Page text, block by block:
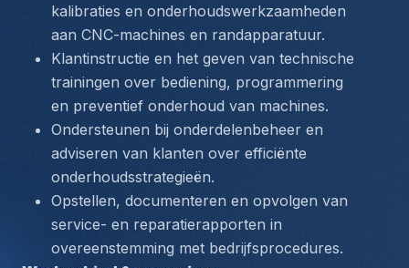
kalibraties en onderhoudswerkzaamheden
aan CNC-machines en randapparatuur.
Klantinstructie en het geven van technische
trainingen over bediening, programmering
en preventief onderhoud van machines.
Ondersteunen bij onderdelenbeheer en
adviseren van klanten over efficiënte
onderhoudsstrategieën.
Opstellen, documenteren en opvolgen van
service- en reparatierapporten in
overeenstemming met bedrijfsprocedures.